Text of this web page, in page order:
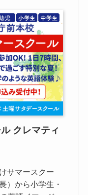
クレマティ
サマースクー
）から小学生・